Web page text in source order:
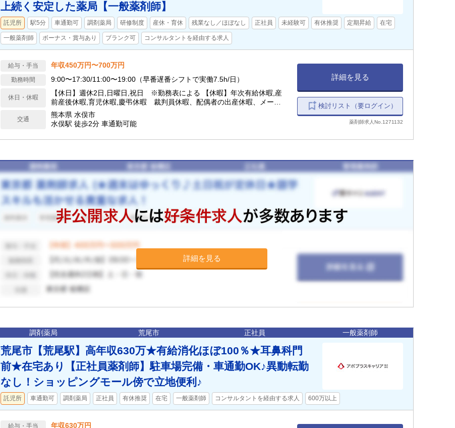
上続く安定した薬局【一般薬剤師】
託児所 駅5分 車通勤可 調剤薬局 研修制度 産休・育休 残業なし／ほぼなし 正社員 未経験可 有休推奨 定期昇給 在宅
一般薬剤師 ボーナス・賞与あり ブランク可 コンサルタントを経由する求人
給与・手当 年収450万円〜700万円
勤務時間 9:00〜17:30/11:00〜19:00（早番遅番シフトで実働7.5h/日）
休日・休暇
【休日】週休2日,日曜日,祝日 ※勤務表による 【休暇】年次有給休暇,産
前産後休暇,育児休暇,慶弔休暇 裁判員休暇、配偶者の出産休暇、メーデ
ー休暇、勤続20年休暇（リフレッシュ休暇） 年末年始（12/30〜1/3）
【年間休日】116日
交通
熊本県 水俣市
水俣駅 徒歩2分 車通勤可能
詳細を見る
検討リスト（要ログイン）
薬剤師求人No.1271132
詳細を見る
調剤薬局 荒尾市 正社員 一般薬剤師
荒尾市【荒尾駅】高年収630万★有給消化ほぼ100％★耳鼻科門
前★在宅あり【正社員薬剤師】駐車場完備・車通勤OK♪異動転勤
なし！ショッピングモール傍で立地便利♪
託児所 車通勤可 調剤薬局 正社員 有休推奨 在宅 一般薬剤師 コンサルタントを経由する求人 600万以上
給与・手当 年収630万円